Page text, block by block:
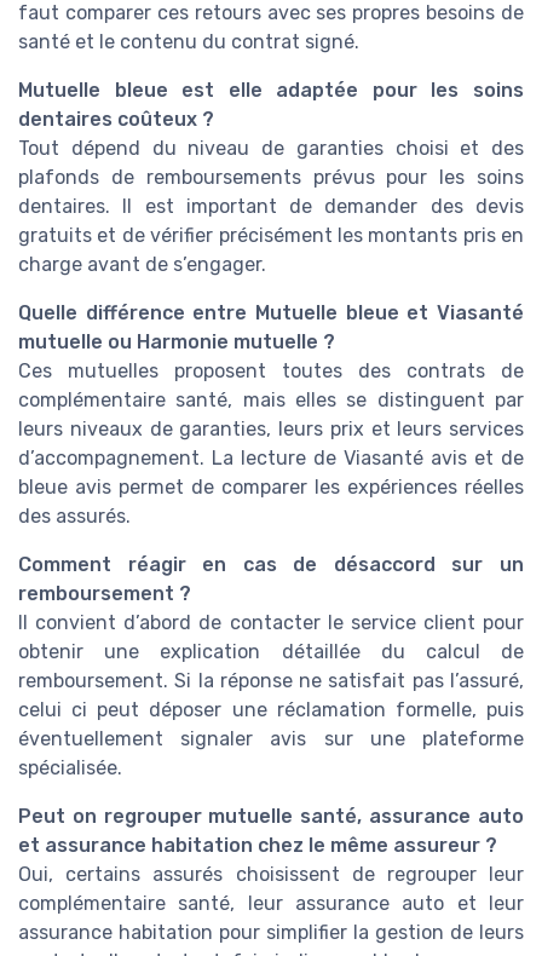
faut comparer ces retours avec ses propres besoins de
santé et le contenu du contrat signé.
Mutuelle bleue est elle adaptée pour les soins
dentaires coûteux ?
Tout dépend du niveau de garanties choisi et des
plafonds de remboursements prévus pour les soins
dentaires. Il est important de demander des devis
gratuits et de vérifier précisément les montants pris en
charge avant de s’engager.
Quelle différence entre Mutuelle bleue et Viasanté
mutuelle ou Harmonie mutuelle ?
Ces mutuelles proposent toutes des contrats de
complémentaire santé, mais elles se distinguent par
leurs niveaux de garanties, leurs prix et leurs services
d’accompagnement. La lecture de Viasanté avis et de
bleue avis permet de comparer les expériences réelles
des assurés.
Comment réagir en cas de désaccord sur un
remboursement ?
Il convient d’abord de contacter le service client pour
obtenir une explication détaillée du calcul de
remboursement. Si la réponse ne satisfait pas l’assuré,
celui ci peut déposer une réclamation formelle, puis
éventuellement signaler avis sur une plateforme
spécialisée.
Peut on regrouper mutuelle santé, assurance auto
et assurance habitation chez le même assureur ?
Oui, certains assurés choisissent de regrouper leur
complémentaire santé, leur assurance auto et leur
assurance habitation pour simplifier la gestion de leurs